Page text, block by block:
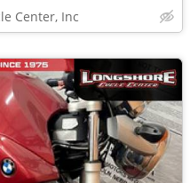
Center, Inc